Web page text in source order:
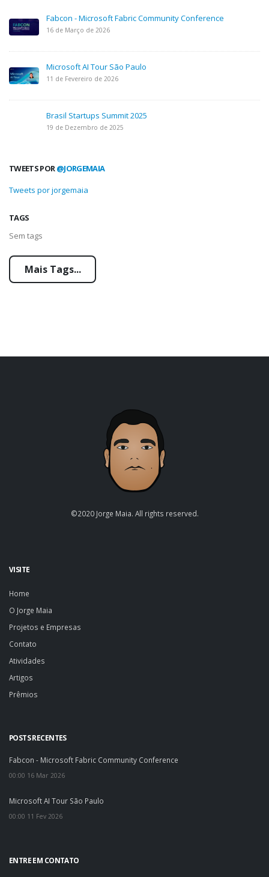
Fabcon - Microsoft Fabric Community Conference
16 de Março de 2026
Microsoft AI Tour São Paulo
11 de Fevereiro de 2026
Brasil Startups Summit 2025
19 de Dezembro de 2025
TWEETS POR@JORGEMAIA
Tweets por jorgemaia
TAGS
Sem tags
Mais Tags...
©2020 Jorge Maia. All rights reserved.
VISITE
Home
O Jorge Maia
Projetos e Empresas
Contato
Atividades
Artigos
Prêmios
POSTS RECENTES
Fabcon - Microsoft Fabric Community Conference
00:00 16 Mar 2026
Microsoft AI Tour São Paulo
00:00 11 Fev 2026
ENTRE EM CONTATO